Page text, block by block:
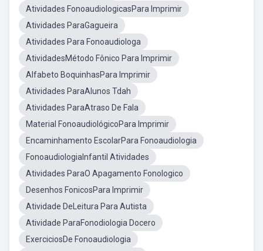
Atividades FonoaudiologicasPara Imprimir
Atividades ParaGagueira
Atividades Para Fonoaudiologa
AtividadesMétodo Fônico Para Imprimir
Alfabeto BoquinhasPara Imprimir
Atividades ParaAlunos Tdah
Atividades ParaAtraso De Fala
Material FonoaudiológicoPara Imprimir
Encaminhamento EscolarPara Fonoaudiologia
FonoaudiologiaInfantil Atividades
Atividades ParaO Apagamento Fonologico
Desenhos FonicosPara Imprimir
Atividade DeLeitura Para Autista
Atividade ParaFonodiologia Docero
ExerciciosDe Fonoaudiologia